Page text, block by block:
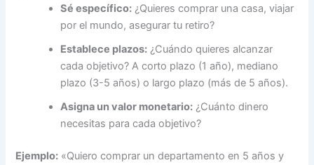
Sé específico: ¿Quieres comprar una casa, viajar
por el mundo, asegurar tu retiro?
Establece plazos: ¿Cuándo quieres alcanzar
cada objetivo? A corto plazo (1 año), mediano
plazo (3-5 años) o largo plazo (más de 5 años).
Asigna un valor monetario: ¿Cuánto dinero
necesitas para cada objetivo?
Ejemplo: «Quiero comprar un departamento en 5 años y